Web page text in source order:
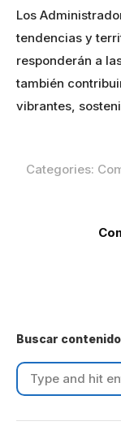
Los
tendencias y
responderán a
también
vibrantes,
Categories:
Buscar
Search: